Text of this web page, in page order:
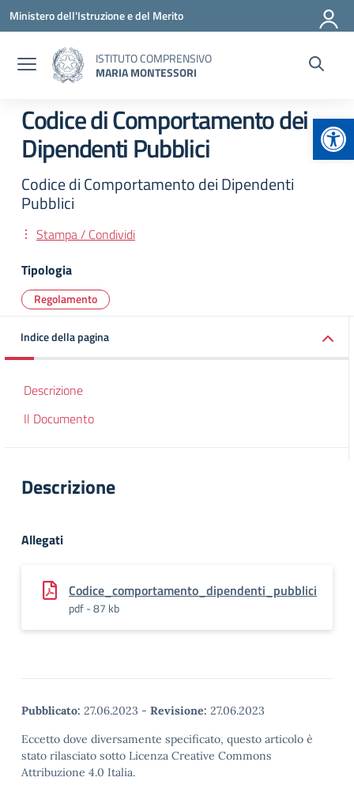
Vai ai contenuti
Vai al menu di navigazione
Vai al footer
Ministero dell'Istruzione e del Merito
ISTITUTO COMPRENSIVO
MARIA MONTESSORI
Codice di Comportamento dei
Dipendenti Pubblici
Codice di Comportamento dei Dipendenti
Pubblici
Stampa / Condividi
Tipologia
Regolamento
Indice della pagina
Descrizione
Il Documento
Descrizione
Allegati
Codice_comportamento_dipendenti_pubblici
pdf - 87 kb
Pubblicato: 27.06.2023 - Revisione: 27.06.2023
Eccetto dove diversamente specificato, questo articolo è
stato rilasciato sotto Licenza Creative Commons
Attribuzione 4.0 Italia.